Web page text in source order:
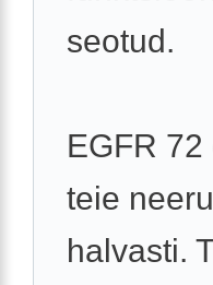
seotud.
EGFR
teie
halvasti.